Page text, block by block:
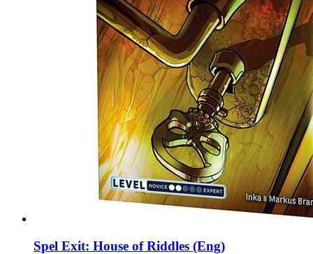
Spel Exit: House of Riddles (Eng)